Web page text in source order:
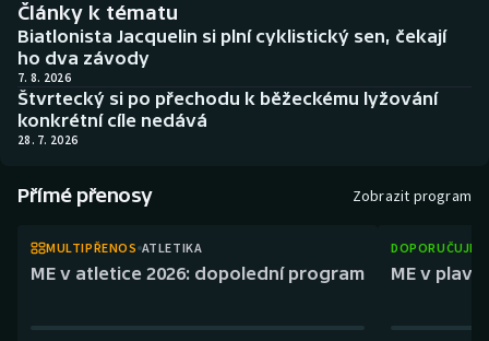
Biatlon
Boby a skeleton
Box
Curling
Dostihy
Aplikace ČT sport
AZ kvíz
Články k tématu
Biatlonista Jacquelin si plní cyklistický sen, čekají
ho dva závody
7. 8. 2026
Štvrtecký si po přechodu k běžeckému lyžování
konkrétní cíle nedává
28. 7. 2026
Přímé přenosy Zobrazit program
MULTIPŘENOS ATLETIKA
ME v atletice 2026: dopolední program ME v